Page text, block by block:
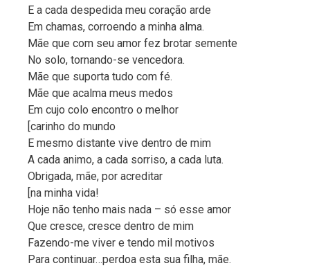
E a cada despedida meu coração arde
Em chamas, corroendo a minha alma.
Mãe que com seu amor fez brotar semente
No solo, tornando-se vencedora.
Mãe que suporta tudo com fé.
Mãe que acalma meus medos
Em cujo colo encontro o melhor
[carinho do mundo
E mesmo distante vive dentro de mim
A cada animo, a cada sorriso, a cada luta.
Obrigada, mãe, por acreditar
[na minha vida!
Hoje não tenho mais nada – só esse amor
Que cresce, cresce dentro de mim
Fazendo-me viver e tendo mil motivos
Para continuar…perdoa esta sua filha, mãe.